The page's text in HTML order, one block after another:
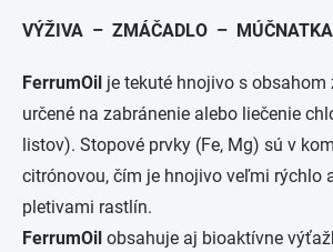
VÝŽIVA – ZMÁČADLO –
FerrumOil je tekuté hnojivo s obsahom
určené na zabránenie alebo liečenie
listov). Stopové prvky (Fe, Mg) sú v
citrónovou, čím je hnojivo veľmi rýchlo
pletivami rastlín.
FerrumOil obsahuje aj bioaktívne